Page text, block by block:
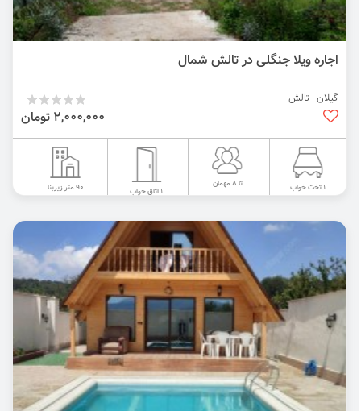
اجاره ویلا جنگلی در تالش شمال
گیلان - تالش
2,000,000 تومان
1 تخت خواب تا 8 مهمان
1 اتاق خواب 90 متر زیربنا